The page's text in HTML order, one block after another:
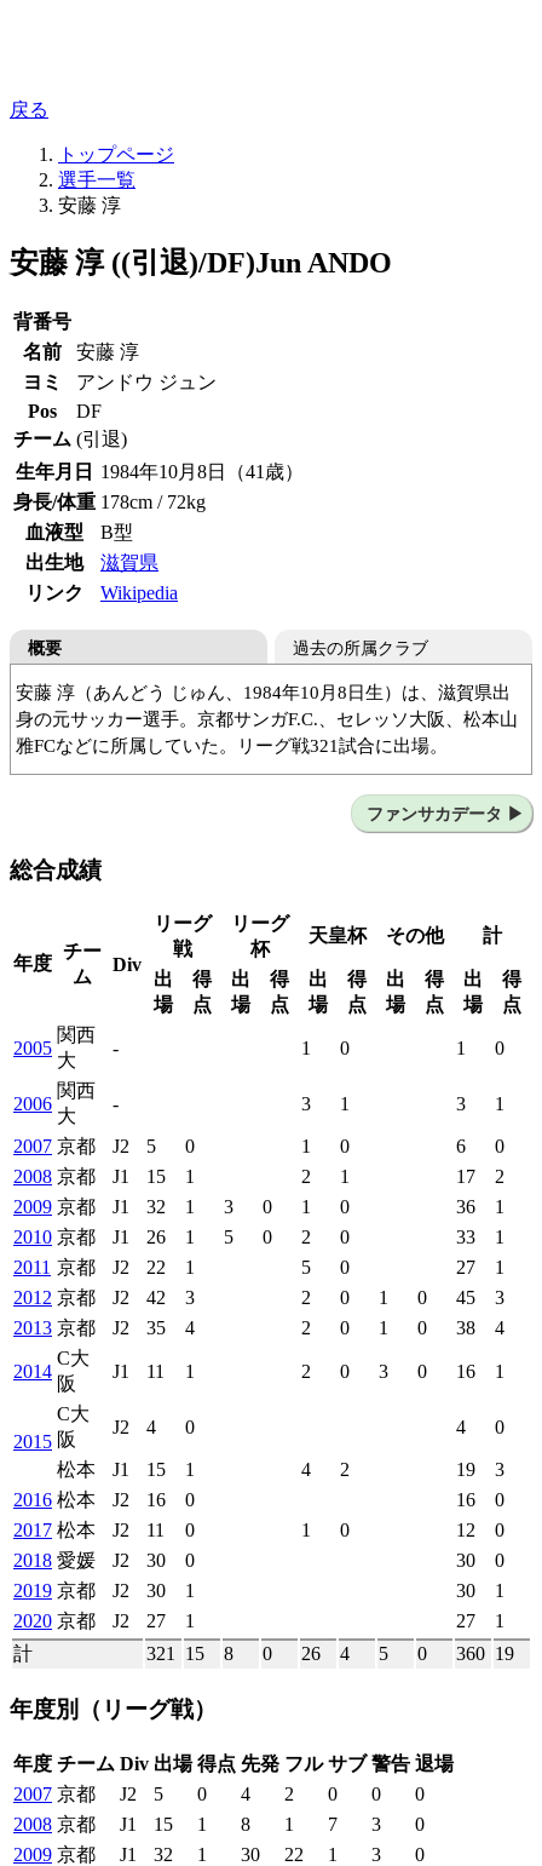
戻る
トップページ
選手一覧
安藤 淳
安藤 淳 ((引退)/DF)Jun ANDO
背番号
名前
安藤 淳
ヨミ
アンドウ ジュン
Pos
DF
チーム (引退)
生年月日
1984年10月8日（41歳）
身長/体重 178cm / 72kg
血液型
B型
出生地
滋賀県
リンク
Wikipedia
概要
安藤 淳（あんどう じゅん、1984年10月8日生）は、滋賀県出
身の元サッカー選手。京都サンガF.C.、セレッソ大阪、松本山
雅FCなどに所属していた。リーグ戦321試合に出場。
過去の所属クラブ
松本山雅FC
愛媛FC
ファンサカデータ
総合成績
年度
チー
ム
Div
リーグ
戦
リーグ
杯
天皇杯 その他 計
出
場
得
点
出
場
得
点
出
場
得
点
出
場
得
点
出
場
得
点
2005
関西
大
- 1 0 1 0
2006
関西
大
- 3 1 3 1
2007 京都 J2 5 0 1 0 6
0
2008 京都 J1 15 1 2 1 17
2
2009 京都 J1 32 1 3 0 1 0 36
1
2010 京都 J1 26 1 5 0 2 0 33
1
2011 京都 J2 22 1 5 0 27
1
2012 京都 J2 42 3 2 0 1 0 45
3
2013 京都 J2 35 4 2 0 1 0 38 4
2014
C大
阪
J1 11 1 2 0 3 0 16 1
2015
C大
阪
J2 4 0 4 0
松本 J1 15 1 4 2 19
3
2016 松本 J2 16 0 16
0
2017 松本 J2 11 0 1 0 12
0
2018 愛媛 J2 30 0 30
0
2019 京都 J2 30 1 30
1
2020 京都 J2 27 1 27
1
計
321 15 8 0 26 4 5 0 360 19
年度別 （リーグ戦）
年度 チーム Div 出場 得点 先発 フル サブ 警告 退場
2007 京都 J2 5 0 4 2 0 0
0
2008 京都 J1 15 1 8 1 7 3
0
2009 京都 J1 32 1 30 22 1 3
0